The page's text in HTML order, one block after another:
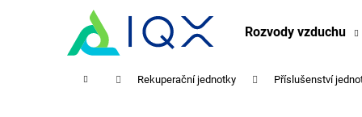
Rozvody vzduchu
Domů Rekuperační jednotky Příslušenství
Zpět
Zpět